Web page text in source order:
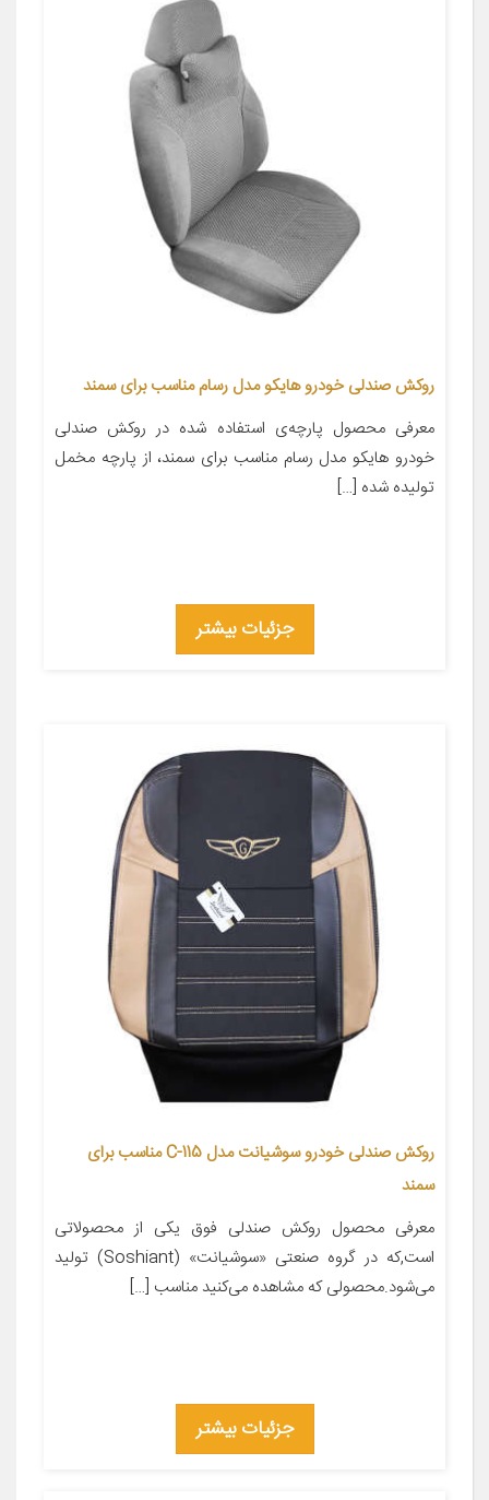
روکش صندلی خودرو هایکو مدل رسام مناسب برای سمند
معرفی محصول پارچه‌ی استفاده شده در روکش صندلی
خودرو هایکو مدل رسام مناسب برای سمند، از پارچه مخمل
تولیده شده […]
جزئیات بیشتر
روکش صندلی خودرو سوشیانت مدل C-115 مناسب برای
سمند
معرفی محصول روکش صندلی فوق یکی از محصولاتی
است,که در گروه صنعتی «سوشیانت» (Soshiant) تولید
می‌شود.محصولی که مشاهده می‌کنید مناسب […]
جزئیات بیشتر